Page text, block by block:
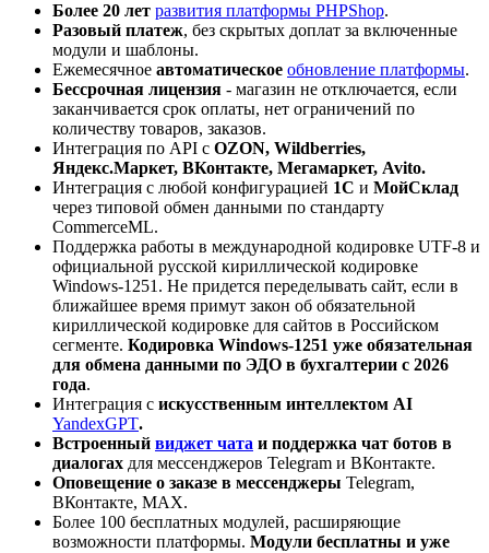
Более 20 лет развития платформы PHPShop.
Разовый платеж, без скрытых доплат за включенные
модули и шаблоны.
Ежемесячное автоматическое обновление платформы.
Бессрочная лицензия - магазин не отключается, если
заканчивается срок оплаты, нет ограничений по
количеству товаров, заказов.
Интеграция по API с OZON, Wildberries,
Яндекс.Маркет, ВКонтакте, Мегамаркет, Avito.
Интеграция с любой конфигурацией 1С и МойСклад
через типовой обмен данными по стандарту
CommerceML.
Поддержка работы в международной кодировке UTF-8 и
официальной русской кириллической кодировке
Windows-1251. Не придется переделывать сайт, если в
ближайшее время примут закон об обязательной
кириллической кодировке для сайтов в Российском
сегменте. Кодировка Windows-1251 уже обязательная
для обмена данными по ЭДО в бухгалтерии c 2026
года.
Интеграция с искусственным интеллектом AI
YandexGPT.
Встроенный виджет чата и поддержка чат ботов в
диалогах для мессенджеров Telegram и ВКонтакте.
Оповещение о заказе в мессенджеры Telegram,
ВКонтакте, MAX.
Более 100 бесплатных модулей, расширяющие
возможности платформы. Модули бесплатны и уже